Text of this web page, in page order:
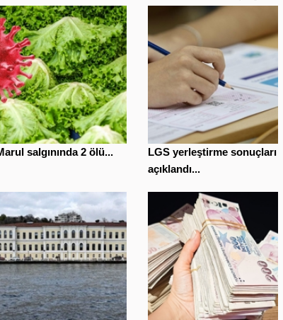
salgınında 2 ölü...
LGS yerleştirme sonuçları
açıklandı...